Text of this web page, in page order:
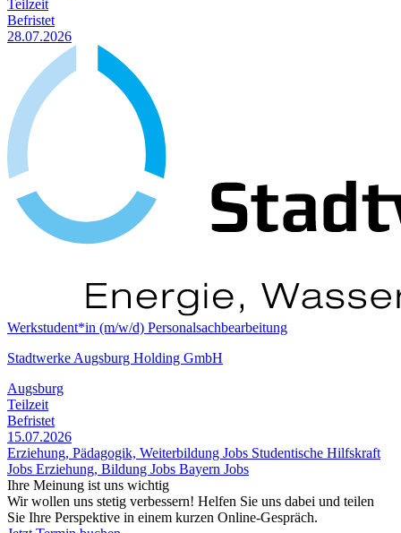
Teilzeit
Befristet
28.07.2026
Werkstudent*in (m/w/d) Personalsachbearbeitung
Stadtwerke Augsburg Holding GmbH
Augsburg
Teilzeit
Befristet
15.07.2026
Erziehung, Pädagogik, Weiterbildung Jobs Studentische Hilfskraft
Jobs Erziehung, Bildung Jobs Bayern Jobs
Ihre Meinung ist uns wichtig
Wir wollen uns stetig verbessern! Helfen Sie uns dabei und teilen
Sie Ihre Perspektive in einem kurzen Online-Gespräch.